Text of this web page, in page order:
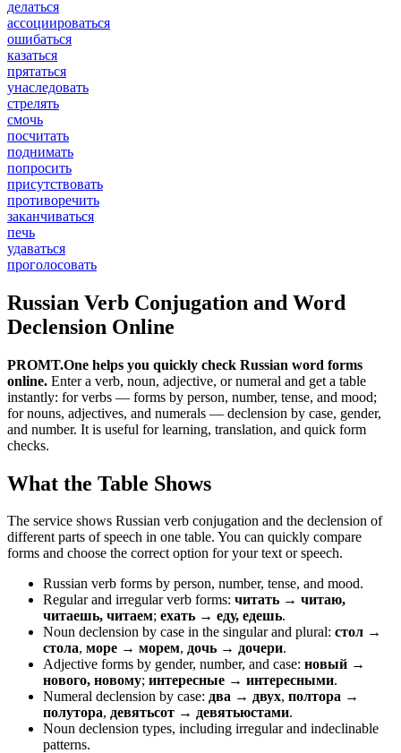
делаться
ассоциироваться
ошибаться
казаться
прятаться
унаследовать
стрелять
смочь
посчитать
поднимать
попросить
присутствовать
противоречить
заканчиваться
печь
удаваться
проголосовать
Russian Verb Conjugation and Word
Declension Online
PROMT.One helps you quickly check Russian word forms
online. Enter a verb, noun, adjective, or numeral and get a table
instantly: for verbs — forms by person, number, tense, and mood;
for nouns, adjectives, and numerals — declension by case, gender,
and number. It is useful for learning, translation, and quick form
checks.
What the Table Shows
The service shows Russian verb conjugation and the declension of
different parts of speech in one table. You can quickly compare
forms and choose the correct option for your text or speech.
Russian verb forms by person, number, tense, and mood.
Regular and irregular verb forms: читать → читаю,
читаешь, читаем; ехать → еду, едешь.
Noun declension by case in the singular and plural: стол →
стола, море → морем, дочь → дочери.
Adjective forms by gender, number, and case: новый →
нового, новому; интересные → интересными.
Numeral declension by case: два → двух, полтора →
полутора, девятьсот → девятьюстами.
Noun declension types, including irregular and indeclinable
patterns.